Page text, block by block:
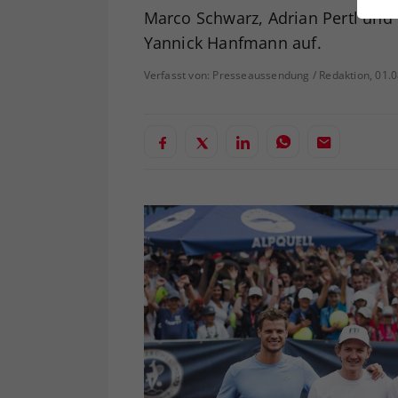
Marco Schwarz, Adrian Pertl
Yannick Hanfmann auf.
Verfasst von: Presseaussendung / Redaktion,